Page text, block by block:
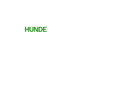
HUNDE